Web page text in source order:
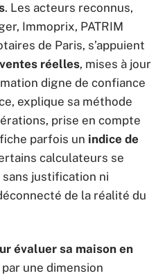
. Les acteurs reconnus,
Immoprix, PATRIM
de Paris, s’appuient
réelles, mises à jour
digne de confiance
explique sa méthode
prise en compte
parfois un indice de
calculateurs se
justification ni
de la réalité du
évaluer sa maison en
une dimension